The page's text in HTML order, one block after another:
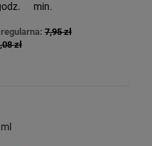
min.
7,95 zł
zł